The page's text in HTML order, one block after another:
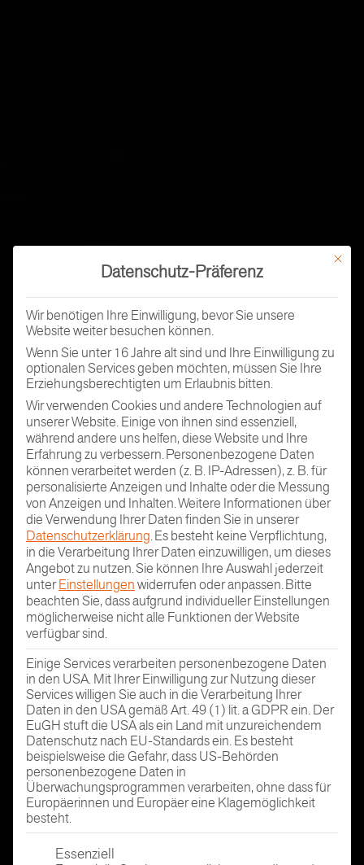
Mit
Datenschutz-Präferenz
Wir benötigen Ihre Einwilligung, bevor Sie unsere
Website weiter besuchen können.
Wenn Sie unter 16 Jahre alt sind und Ihre Einwilligung zu
optionalen Services geben möchten, müssen Sie Ihre
Erziehungsberechtigten um Erlaubnis bitten.
Wir verwenden Cookies und andere Technologien auf
unserer Website. Einige von ihnen sind essenziell,
während andere uns helfen, diese Website und Ihre
Erfahrung zu verbessern.Personenbezogene Daten
können verarbeitet werden (z. B. IP-Adressen), z. B. für
personalisierte Anzeigen und Inhalte oder die Messung
von Anzeigen und Inhalten.Weitere Informationen über
die Verwendung Ihrer Daten finden Sie in unserer
Datenschutzerklärung.Es besteht keine Verpflichtung,
in die Verarbeitung Ihrer Daten einzuwilligen, um dieses
Angebot zu nutzen.Sie können Ihre Auswahl jederzeit
unterEinstellungenwiderrufen oder anpassen.Bitte
beachten Sie, dass aufgrund individueller Einstellungen
möglicherweise nicht alle Funktionen der Website
verfügbar sind.
Einige Services verarbeiten personenbezogene Daten
in den USA. Mit Ihrer Einwilligung zur Nutzung dieser
Services willigen Sie auch in die Verarbeitung Ihrer
Daten in den USA gemäß Art. 49 (1) lit. a GDPR ein. Der
EuGH stuft die USA als ein Land mit unzureichendem
Datenschutz nach EU-Standards ein. Es besteht
beispielsweise die Gefahr, dass US-Behörden
personenbezogene Daten in
Überwachungsprogrammen verarbeiten, ohne dass für
Europäerinnen und Europäer eine Klagemöglichkeit
besteht.
Es folgt eine Liste der Service-Gruppen, für die eine
Essenziell